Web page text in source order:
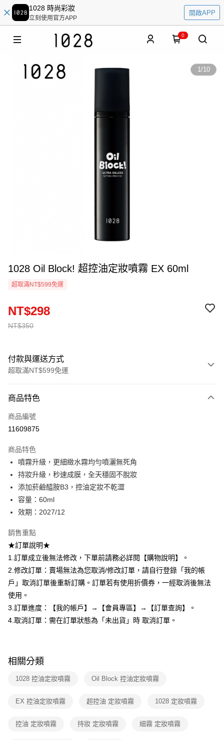
1028 時尚彩妝
立刻使用官方APP
開啟APP
0
1/10
1028 Oil Block! 超控油定妝噴霧 EX 60ml
超取滿NT$599免運
NT$350
NT$298
付款與運送方式
超取滿NT$599免運
信用卡一次付款
超商取貨付款
Apple Pay
悠遊付
Google Pay
全盈+PAY
AFTEE先享後付
相關說明
【關於「AFTEE先享後付」】
AFTEE先享後付是「在收到商品之後才付款」的支付方式。 讓您購物簡單
便利好安心！
１．簡單：不需註冊會員、不需綁卡、不需儲值。
２．便利：只要手機號碼，簡訊認證，即可結帳。
【「AFTEE先享後付」結帳流程】
３．收到繳費通知簡訊後14天內，點擊此簡訊中的連結，可透過四大超商／
ATM／網路銀行／等多元方式進行付款，方視為交易完成。
※ 請注意：結帳手續完成當下不需立刻繳費，但若您需要取消訂單，請聯絡
購買商品的店家。未經商家同意取消之訂單仍視為有效，需透過AFTEE先享
※ 交易是否成功請以「AFTEE先享後付 」之結帳頁面顯示為準，若有關於
客戶支援中心」https://netprotections.freshdesk.com/support/home
全家取貨付款
每筆NT$80，滿NT$599(含以上)免運費
每筆NT$80，滿NT$599(含以上)免運費
付款後7-11取貨
商品特色
商品編號
11609875
商品特色
噴霧升級，更細緻水霧均勻噴灑無死角
持妝升級，秒速成膜，全天穩固不脫妝
添加菸鹼醯胺B3，控油定妝不乾澀
容量：60ml
效期：2027/12
銷售重點
★訂單說明★
1.訂單成立後無法修改，下單前請務必詳閱【購物說明】。
2.修改訂單：賣場無法為您取消/修改訂單，請自行登錄「我的帳
戶」取消訂單後重新訂購。訂單若有使用折價券，一經取消後無法
使用。
3.訂單進度：【我的帳戶】→【會員專區】→【訂單查詢】。
4.取消訂單：需在訂單狀態為「未出貨」時 取消訂單。
相關分類
1028 控油定妝噴霧 Oil Block 控油定妝噴霧
EX 控油定妝噴霧 超控油 定妝噴霧 1028 定妝噴霧
控油 定妝噴霧 持妝 定妝噴霧 細霧 定妝噴霧